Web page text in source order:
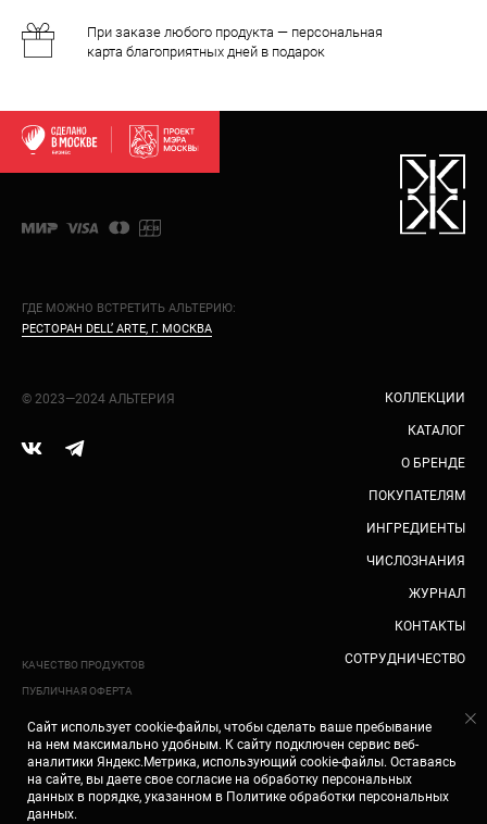
ПРИ ЗАКАЗЕ ОТ 3 000 ₽ — ПРОБНИКИ УХОДОВЫХ
При заказе любого продукта — персональная
карта благоприятных дней в подарок
КОЛЛЕКЦИИ
КАТАЛОГ
О БРЕНДЕ
ПОКУПАТЕЛЯМ
ИНГРЕДИЕНТЫ
ЧИСЛОЗНАНИЯ
ЖУРНАЛ
КОНТАКТЫ
СОТРУДНИЧЕСТВО
КАЧЕСТВО ПРОДУКТОВ
ПУБЛИЧНАЯ ОФЕРТА
ПОЛИТИКА В ОТНОШЕНИИ
ОБРАБОТКИ ПЕРСОНАЛЬНЫХ
ДАННЫХ
ПЕРСОНАЛЬНЫХ ДАННЫХ
ПОЛЬЗОВАТЕЛЯ САЙТА
KOMANDIN®
© 2023—2024 АЛЬТЕРИЯ
ГДЕ МОЖНО ВСТРЕТИТЬ АЛЬТЕРИЮ:
РЕСТОРАН DELL’ ARTE, Г. МОСКВА
Сайт использует cookie-файлы, чтобы сделать ваше пребывание
на нем максимально удобным. К cайту подключен сервис веб-
аналитики Яндекс.Метрика, использующий cookie-файлы. Оставаясь
на сайте, вы даете свое согласие на обработку персональных
данных в порядке, указанном в Политике обработки персональных
данных.